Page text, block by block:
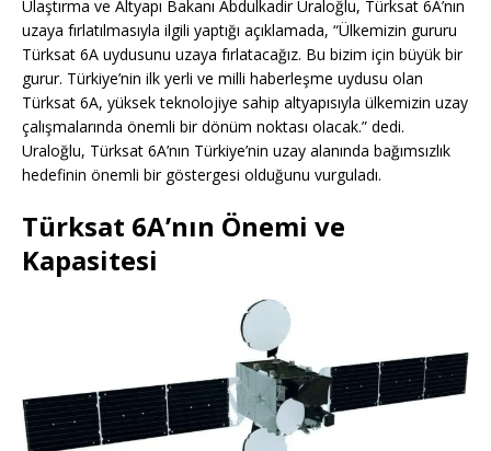
Ulaştırma ve Altyapı Bakanı Abdulkadir Uraloğlu, Türksat 6A’nın
uzaya fırlatılmasıyla ilgili yaptığı açıklamada, “Ülkemizin gururu
Türksat 6A uydusunu uzaya fırlatacağız. Bu bizim için büyük bir
gurur. Türkiye’nin ilk yerli ve milli haberleşme uydusu olan
Türksat 6A, yüksek teknolojiye sahip altyapısıyla ülkemizin uzay
çalışmalarında önemli bir dönüm noktası olacak.” dedi.
Uraloğlu, Türksat 6A’nın Türkiye’nin uzay alanında bağımsızlık
hedefinin önemli bir göstergesi olduğunu vurguladı.
Türksat 6A’nın Önemi ve
Kapasitesi